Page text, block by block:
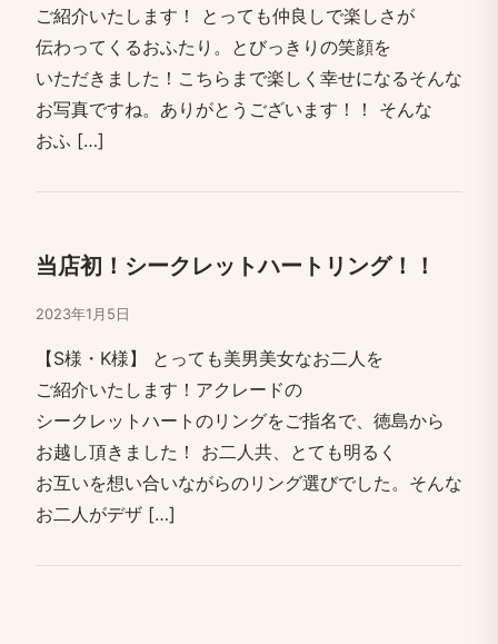
ご紹介いたします！​ とっても​仲良しで​楽しさが​
伝わってくる​おふたり。​とびっきりの笑顔を​
いただきました！​こちらまで​楽しく​幸せに​なる​そんな​
お写真ですね。​ありがとう​ございます！！​ ​そんな​
おふ […​]
当店初！​シークレットハートリング！！
2023年1月5日
【S様・K様】 とっても​美男美女な​お二人を​
ご紹介いたします！​アクレードの​
シークレットハートの​リングを​ご指名で、​徳島から​
お越し​頂きました！​ お二人共、​とても​明るく​
お互いを​想い合いながらの​リング選びでした。​そんな​
お二人が​デザ […​]